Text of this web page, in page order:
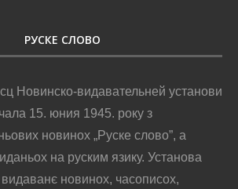
РУСКЕ СЛОВО
Новинско-видавательней установи
15. юния 1945. року з
новинох „Руске слово”, а
на руским язику. Установа
новинох, часописох,